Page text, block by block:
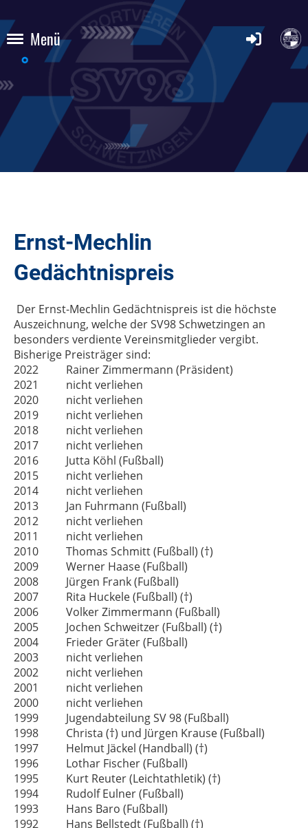
Menü
Ernst-Mechlin
Gedächtnispreis
Der Ernst-Mechlin Gedächtnispreis ist die höchste
Auszeichnung, welche der SV98 Schwetzingen an
besonders verdiente Vereinsmitglieder vergibt.
Bisherige Preisträger sind:
2022 Rainer Zimmermann (Präsident)
2021 nicht verliehen
2020 nicht verliehen
2019 nicht verliehen
2018 nicht verliehen
2017 nicht verliehen
2016 Jutta Köhl (Fußball)
2015 nicht verliehen
2014 nicht verliehen
2013 Jan Fuhrmann (Fußball)
2012 nicht verliehen
2011 nicht verliehen
2010 Thomas Schmitt (Fußball) (†)
2009 Werner Haase (Fußball)
2008 Jürgen Frank (Fußball)
2007 Rita Huckele (Fußball) (†)
2006 Volker Zimmermann (Fußball)
2005 Jochen Schweitzer (Fußball) (†)
2004 Frieder Gräter (Fußball)
2003 nicht verliehen
2002 nicht verliehen
2001 nicht verliehen
2000 nicht verliehen
1999 Jugendabteilung SV 98 (Fußball)
1998 Christa (†) und Jürgen Krause (Fußball)
1997 Helmut Jäckel (Handball) (†)
1996 Lothar Fischer (Fußball)
1995 Kurt Reuter (Leichtathletik) (†)
1994 Rudolf Eulner (Fußball)
1993 Hans Baro (Fußball)
1992 Hans Bellstedt (Fußball) (†)